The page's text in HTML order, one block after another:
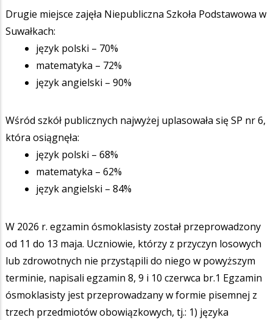
Drugie miejsce zajęła Niepubliczna Szkoła Podstawowa w
Suwałkach:
język polski – 70%
matematyka – 72%
język angielski – 90%
Wśród szkół publicznych najwyżej uplasowała się SP nr 6,
która osiągnęła:
język polski – 68%
matematyka – 62%
język angielski – 84%
W 2026 r. egzamin ósmoklasisty został przeprowadzony
od 11 do 13 maja. Uczniowie, którzy z przyczyn losowych
lub zdrowotnych nie przystąpili do niego w powyższym
terminie, napisali egzamin 8, 9 i 10 czerwca br.1 Egzamin
ósmoklasisty jest przeprowadzany w formie pisemnej z
trzech przedmiotów obowiązkowych, tj.: 1) języka